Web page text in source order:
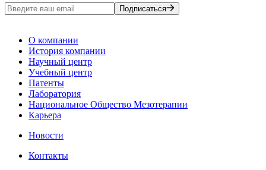
Подписаться
О компании
История компании
Научный центр
Учебный центр
Патенты
Лаборатория
Национальное Общество Мезотерапии
Карьера
Новости
Контакты